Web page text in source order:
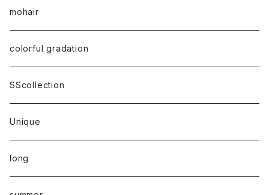
mohair
colorful gradation
SScollection
Unique
long